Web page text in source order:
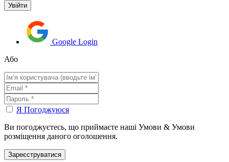
Google Login
Або
Я Погоджуюся
Ви погоджуєтесь, що приймаєте наші Умови & Умови
розміщення даного оголошення.